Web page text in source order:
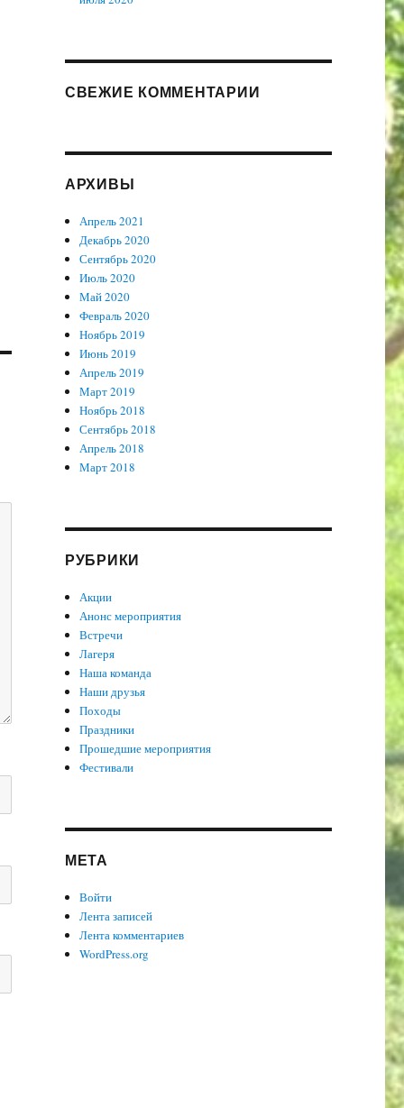
СВЕЖИЕ КОММЕНТАРИИ
АРХИВЫ
Апрель 2021
Декабрь 2020
Сентябрь 2020
Июль 2020
Май 2020
Февраль 2020
Ноябрь 2019
Июнь 2019
Апрель 2019
Март 2019
Ноябрь 2018
Сентябрь 2018
Апрель 2018
Март 2018
РУБРИКИ
Акции
Анонс мероприятия
Встречи
Лагеря
Наша команда
Наши друзья
Походы
Праздники
Прошедшие мероприятия
Фестивали
МЕТА
Войти
Лента записей
Лента комментариев
WordPress.org